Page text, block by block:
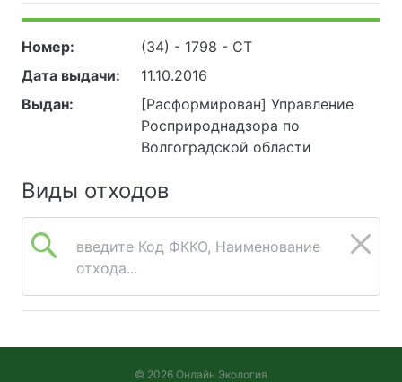
Номер:
(34) - 1798 - СТ
Дата выдачи:
11.10.2016
Выдан:
[Расформирован] Управление
Росприроднадзора по
Волгоградской области
Виды отходов
введите Код ФККО, Наименование
отхода...
© 2026 Онлайн Экология